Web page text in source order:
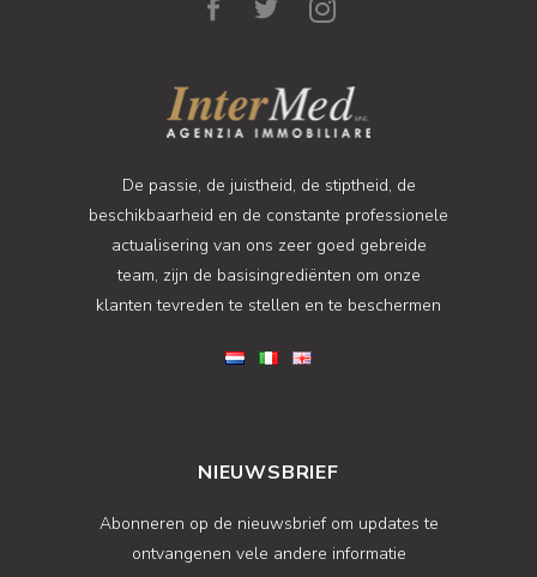
De passie, de juistheid, de stiptheid, de
beschikbaarheid en de constante professionele
actualisering van ons zeer goed gebreide
team, zijn de basisingrediënten om onze
klanten tevreden te stellen en te beschermen
NIEUWSBRIEF
Abonneren op de nieuwsbrief om updates te
ontvangenen vele andere informatie